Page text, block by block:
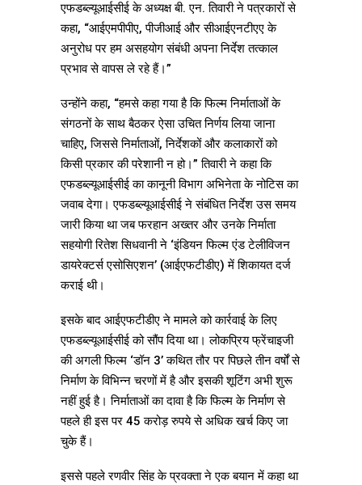
एफडब्ल्यूआईसीई के अध्यक्ष बी. एन. तिवारी ने पत्रकारों से
कहा, “आईएमपीपीए, पीजीआई और सीआईएनटीएए के
अनुरोध पर हम असहयोग संबंधी अपना निर्देश तत्काल
प्रभाव से वापस ले रहे हैं।”
उन्होंने कहा, “हमसे कहा गया है कि फिल्म निर्माताओं के
संगठनों के साथ बैठकर ऐसा उचित निर्णय लिया जाना
चाहिए, जिससे निर्माताओं, निर्देशकों और कलाकारों को
किसी प्रकार की परेशानी न हो।” तिवारी ने कहा कि
एफडब्ल्यूआईसीई का कानूनी विभाग अभिनेता के नोटिस का
जवाब देगा। एफडब्ल्यूआईसीई ने संबंधित निर्देश उस समय
जारी किया था जब फरहान अख्तर और उनके निर्माता
सहयोगी रितेश सिधवानी ने ‘इंडियन फिल्म एंड टेलीविजन
डायरेक्टर्स एसोसिएशन’ (आईएफटीडीए) में शिकायत दर्ज
कराई थी।
इसके बाद आईएफटीडीए ने मामले को कार्रवाई के लिए
एफडब्ल्यूआईसीई को सौंप दिया था। लोकप्रिय फ्रेंचाइजी
की अगली फिल्म ‘डॉन 3’ कथित तौर पर पिछले तीन वर्षों से
निर्माण के विभिन्न चरणों में है और इसकी शूटिंग अभी शुरू
नहीं हुई है। निर्माताओं का दावा है कि फिल्म के निर्माण से
पहले ही इस पर 45 करोड़ रुपये से अधिक खर्च किए जा
चुके हैं।
इससे पहले रणवीर सिंह के प्रवक्ता ने एक बयान में कहा था